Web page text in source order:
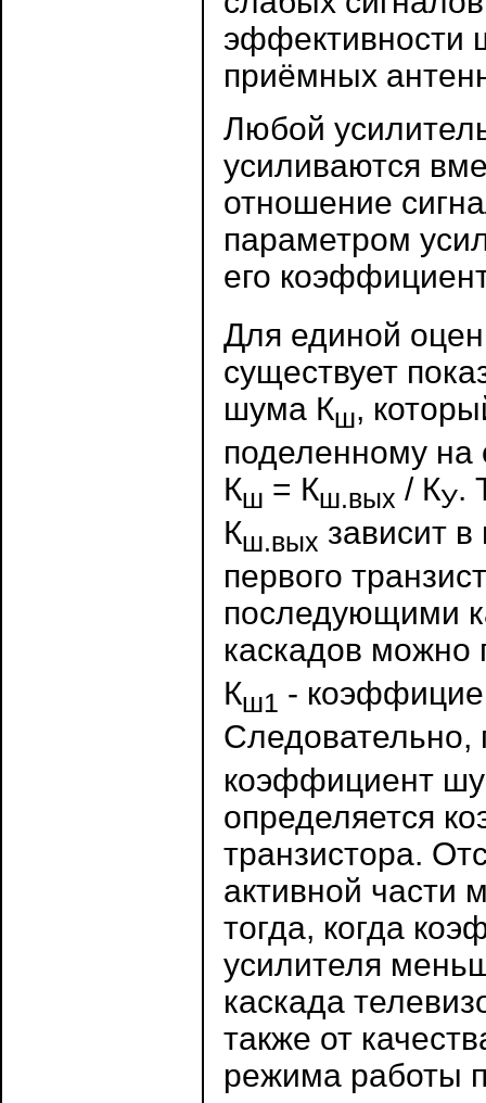
эффективности
приёмных
Любой
усиливаются
отношение
параметром
его
Для единой
существует
шума Кш,
поделенному
Кш = Кш.вых / КУ.
Кш.вых зависит
первого
последующими
каскадов можно
Кш1 -
Следовательно,
коэффициент
определяется
транзистора.
активной части
тогда, когда
усилителя
каскада
также от
режима работы